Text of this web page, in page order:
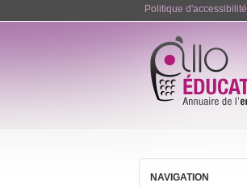
Politique d'accessibilité
NAVIGATION